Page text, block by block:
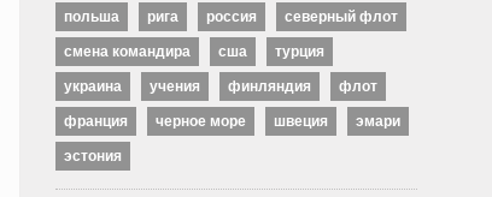
польша рига россия северный флот
смена командира сша турция
украина учения финляндия флот
франция черное море швеция эмари
эстония